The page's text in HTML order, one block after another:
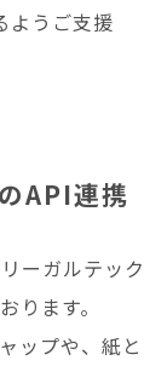
ようご支援
API連携
ーガルテック
ります。
ップや、紙と